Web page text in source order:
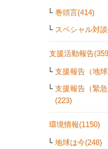
巻頭言(414)
スペシャル対
支援活動報告
支援報告（地
支援報告（緊急
(223)
環境情報(1150)
地球は今(248)